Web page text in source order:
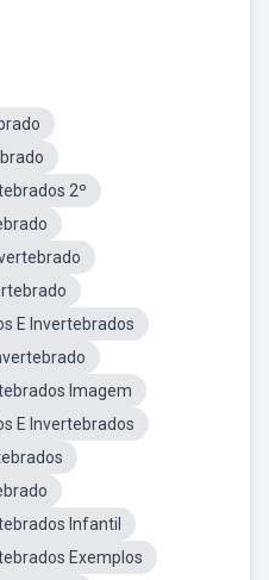
2º
E Invertebrados
Imagem
E Invertebrados
Infantil
Exemplos